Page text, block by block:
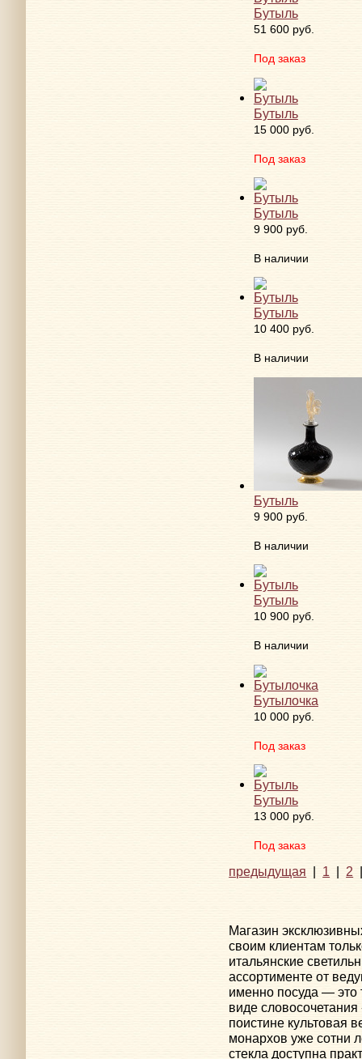
Бутыль
51 600 руб.
Под заказ
Бутыль
15 000 руб.
Под заказ
Бутыль
9 900 руб.
В наличии
Бутыль
10 400 руб.
В наличии
Бутыль
9 900 руб.
В наличии
Бутыль
10 900 руб.
В наличии
Бутылочка
10 000 руб.
Под заказ
Бутыль
13 000 руб.
Под заказ
предыдущая 1 2
Магазин
своим клиентам
итальянские
ассортименте от
именно посуда — это
виде
поистине культовая
монархов уже сотни
стекла доступна